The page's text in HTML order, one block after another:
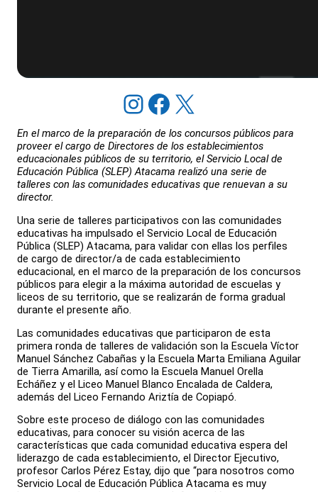
Instagram Facebook X
En el marco de la preparación de los concursos públicos para
proveer el cargo de Directores de los establecimientos
educacionales públicos de su territorio, el Servicio Local de
Educación Pública (SLEP) Atacama realizó una serie de
talleres con las comunidades educativas que renuevan a su
director.
Una serie de talleres participativos con las comunidades
educativas ha impulsado el Servicio Local de Educación
Pública (SLEP) Atacama, para validar con ellas los perfiles
de cargo de director/a de cada establecimiento
educacional, en el marco de la preparación de los concursos
públicos para elegir a la máxima autoridad de escuelas y
liceos de su territorio, que se realizarán de forma gradual
durante el presente año.
Las comunidades educativas que participaron de esta
primera ronda de talleres de validación son la Escuela Víctor
Manuel Sánchez Cabañas y la Escuela Marta Emiliana Aguilar
de Tierra Amarilla, así como la Escuela Manuel Orella
Echáñez y el Liceo Manuel Blanco Encalada de Caldera,
además del Liceo Fernando Ariztía de Copiapó.
Sobre este proceso de diálogo con las comunidades
educativas, para conocer su visión acerca de las
características que cada comunidad educativa espera del
liderazgo de cada establecimiento, el Director Ejecutivo,
profesor Carlos Pérez Estay, dijo que “para nosotros como
Servicio Local de Educación Pública Atacama es muy